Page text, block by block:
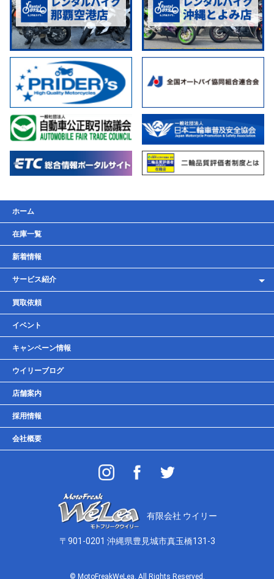
ホーム
在庫一覧
新着情報
サービス紹介
レンタルバイク
車検・点検・整備
貸しガレージ
買取依頼
イベント
キャンペーン情報
ウイリーブログ
店舗案内
採用情報
会社概要
有限会社 ウイリー
〒901-0201 沖縄県豊見城市真玉橋131-3
© MotoFreakWeLea. All Rights Reserved.